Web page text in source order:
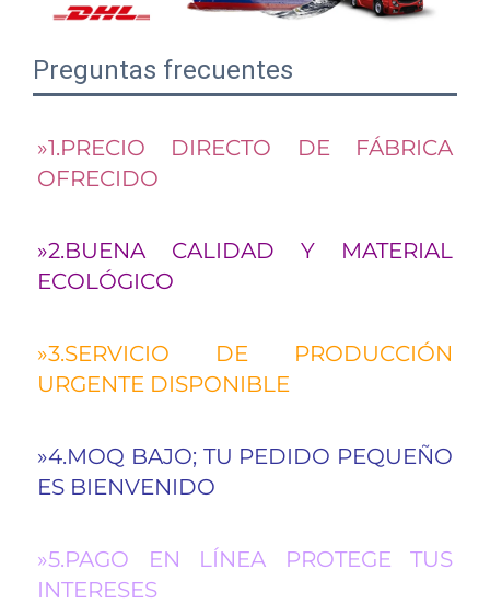
Preguntas frecuentes
»1.PRECIO DIRECTO DE FÁBRICA
OFRECIDO
»2.BUENA CALIDAD Y MATERIAL
ECOLÓGICO
»3.SERVICIO DE PRODUCCIÓN
URGENTE DISPONIBLE
»4.MOQ BAJO; TU PEDIDO PEQUEÑO
ES BIENVENIDO
»5.PAGO EN LÍNEA PROTEGE TUS
INTERESES